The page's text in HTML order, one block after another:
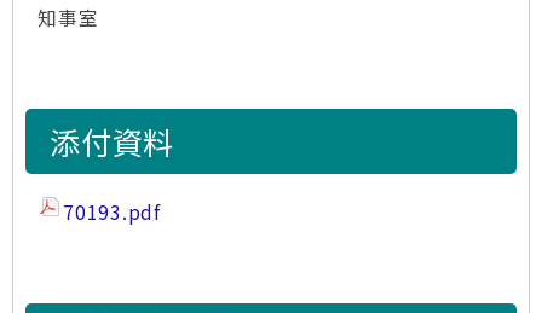
知事室
添付資料
70193.pdf